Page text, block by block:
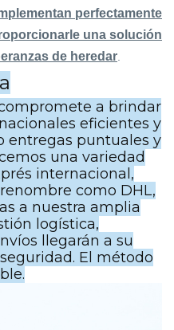
perfectamente
una solución
de heredar.
a brindar
eficientes y
entregas puntuales y
una variedad
internacional,
como DHL,
a nuestra amplia
logística,
llegarán a su
El método